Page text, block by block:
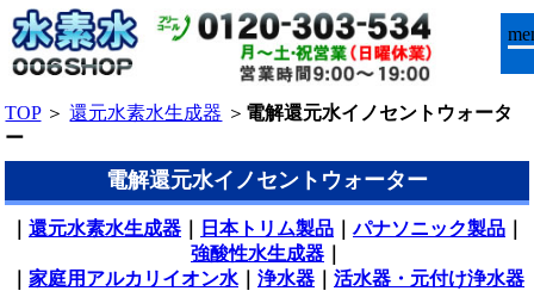
TOP＞還元水素水生成器 ＞ 電解還元水イノセントウォータ
ー
電解還元水イノセントウォーター
還元水素水生成器 日本トリム製品 ｜パナソニック製品
強酸性水生成器
家庭用アルカリイオン水 浄水器
活水器・元付け浄水器